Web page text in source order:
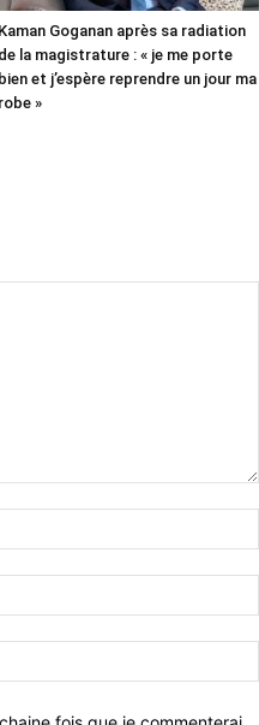
Kaman Goganan après sa radiation
de la magistrature : « je me porte
bien et j’espère reprendre un jour ma
robe »